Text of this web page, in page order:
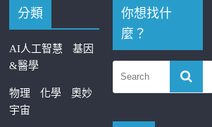
分類
AI人工智慧
基因
&醫學
物理 化學
奧妙
宇宙
你想找什
麼？